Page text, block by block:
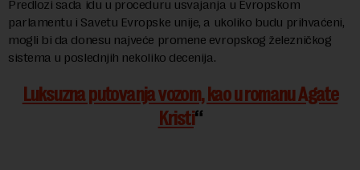
Predlozi sada idu u proceduru usvajanja u Evropskom
parlamentu i Savetu Evropske unije, a ukoliko budu prihvaćeni,
mogli bi da donesu najveće promene evropskog železničkog
sistema u poslednjih nekoliko decenija.
Luksuzna putovanja vozom, kao u romanu Agate
Kristi